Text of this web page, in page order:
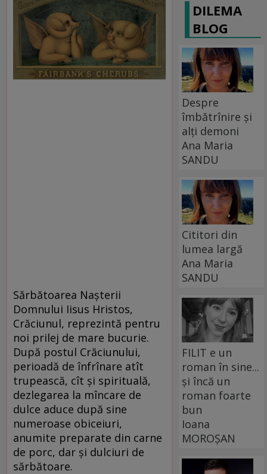
Sărbătoarea Naşterii
Domnului Iisus Hristos,
Crăciunul, reprezintă pentru
noi prilej de mare bucurie.
După postul Crăciunului,
perioadă de înfrînare atît
trupească, cît şi spirituală,
dezlegarea la mîncare de
dulce aduce după sine
numeroase obiceiuri,
anumite preparate din carne
de porc, dar şi dulciuri de
sărbătoare.
DILEMA
BLOG
Despre
îmbătrînire și
alți demoni
Ana Maria
SANDU
Cititori din
lumea largă
Ana Maria
SANDU
FILIT e un
roman în sine...
și încă un
roman foarte
bun
Ioana
MOROȘAN